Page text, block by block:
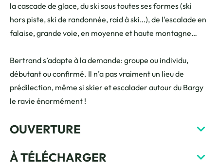
la cascade de glace, du ski sous toutes ses formes (ski
hors piste, ski de randonnée, raid à ski…), de l'escalade en
falaise, grande voie, en moyenne et haute montagne…
Bertrand s’adapte à la demande: groupe ou individu,
débutant ou confirmé. Il n’a pas vraiment un lieu de
prédilection, même si skier et escalader autour du Bargy
le ravie énormément !
OUVERTURE
À TÉLÉCHARGER